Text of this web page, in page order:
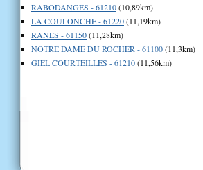
RABODANGES - 61210(10,89km)
LA COULONCHE - 61220(11,19km)
RANES - 61150(11,28km)
NOTRE DAME DU ROCHER - 61100(11,3km)
GIEL COURTEILLES - 61210(11,56km)